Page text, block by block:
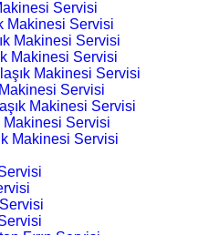
Servisi
Makinesi Servisi
Makinesi Servisi
Makinesi Servisi
Makinesi Servisi
Servisi
Makinesi Servisi
Makinesi Servisi
Makinesi Servisi